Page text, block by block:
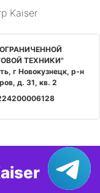
Kaiser
ТЕХНИКИ"
г Новокузнецк, р-н
д. 31, кв. 2